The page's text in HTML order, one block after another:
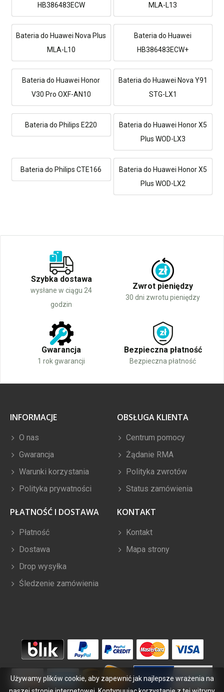
HB386483ECW
MLA-L13
Bateria do Huawei Nova Plus
MLA-L10
Bateria do Huawei
HB386483ECW+
Bateria do Huawei Honor
V30 Pro OXF-AN10
Bateria do Huawei Nova Y91
STG-LX1
Bateria do Philips E220
Bateria do Huawei Honor X5
Plus WOD-LX3
Bateria do Philips CTE166
Bateria do Huawei Honor X5
Plus WOD-LX2
Szybka dostawa
wysłane w ciągu 24
godzin
Zwrot pieniędzy
30 dni zwrotu pieniędzy
Gwarancja
1 rok gwarancji
Bezpieczna płatność
Bezpieczna płatność
INFORMACJE
O nas
Gwarancja
Warunki korzystania
Polityka prywatności
OBSŁUGA KLIENTA
Centrum pomocy
Żądanie RMA
Polityka zwrotów
Status zamówienia
PŁATNOŚĆ I DOSTAWA
Płatność
Dostawa
Drop wysyłka
Śledzenie zamówienia
KONTAKT
Kontakt
Mapa strony
Używamy plików cookie, aby zapewnić jak najlepsze wrażenia na